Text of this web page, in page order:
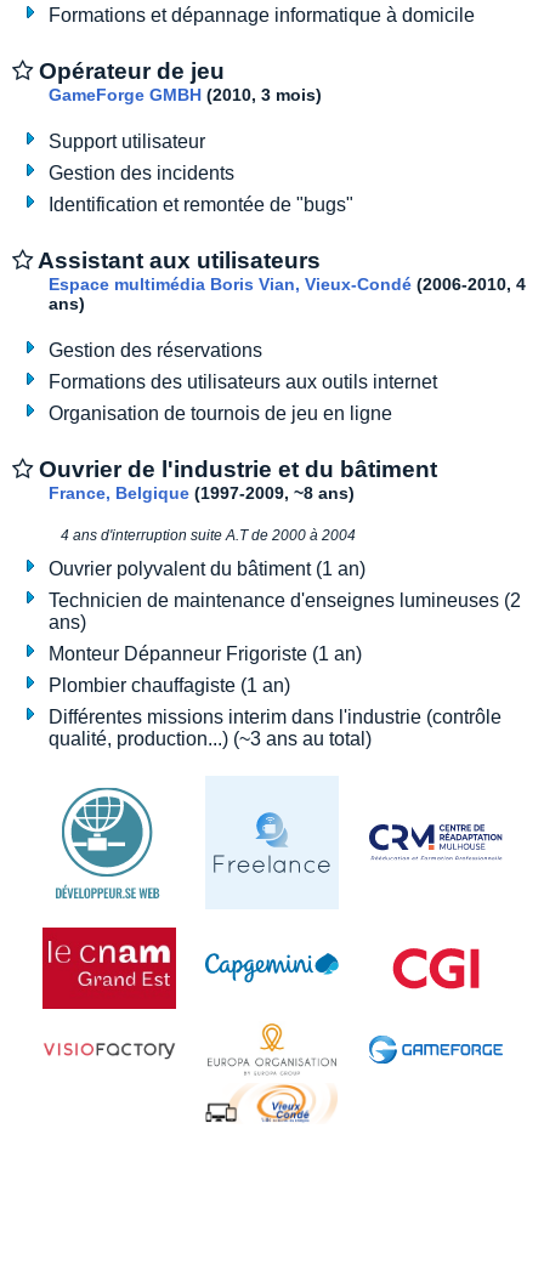
Formations et dépannage informatique à domicile
Opérateur de jeu
GameForge GMBH (2010, 3 mois)
Support utilisateur
Gestion des incidents
Identification et remontée de "bugs"
Assistant aux utilisateurs
Espace multimédia Boris Vian, Vieux-Condé (2006-2010, 4
ans)
Gestion des réservations
Formations des utilisateurs aux outils internet
Organisation de tournois de jeu en ligne
Ouvrier de l'industrie et du bâtiment
France, Belgique (1997-2009, ~8 ans)
4 ans d'interruption suite A.T de 2000 à 2004
Ouvrier polyvalent du bâtiment (1 an)
Technicien de maintenance d'enseignes lumineuses (2
ans)
Monteur Dépanneur Frigoriste (1 an)
Plombier chauffagiste (1 an)
Différentes missions interim dans l'industrie (contrôle
qualité, production...) (~3 ans au total)